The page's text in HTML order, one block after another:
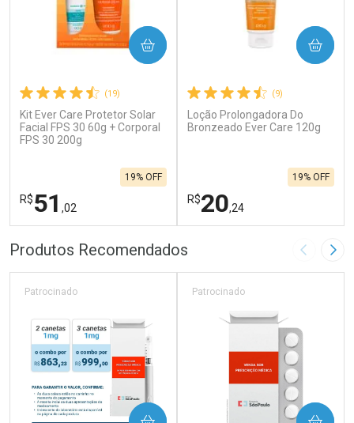
(19)
Kit Ever Care Protetor Solar
Facial FPS 30 60g + Corporal
FPS 30 200g
R$51 ,02
19% OFF
COMPRAR
FECHAR
Laboratório
FECHAR
Por Menos
(9)
Loção Prolongadora Do
Bronzeado Ever Care 120g
R$20,24
19% OFF
COMPRAR
Laboratório
Por Menos
Produtos Recomendados Imagem
Patrocinado Patrocinado